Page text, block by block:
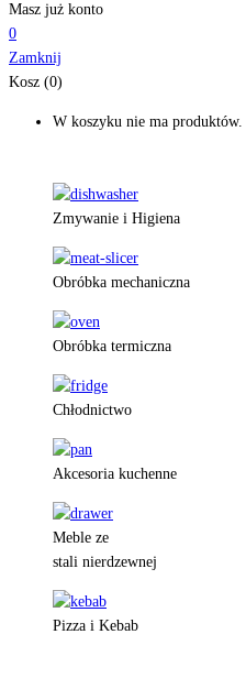
Masz już konto
0
Zamknij
Kosz (0)
W koszyku nie ma produktów.
Zmywanie i Higiena
Obróbka mechaniczna
Obróbka termiczna
Chłodnictwo
Akcesoria kuchenne
Meble ze
stali nierdzewnej
Pizza i Kebab